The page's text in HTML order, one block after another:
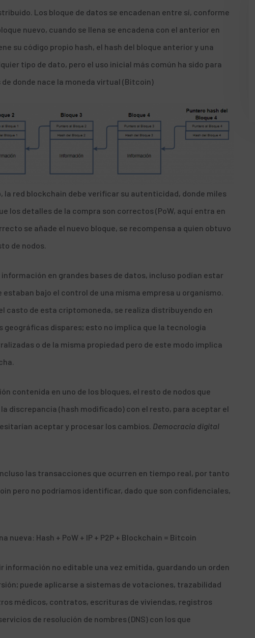
Los bloque de datos se encadenan entre sí, conforme
nuevo, cuando se llena se encadena con el anterior en
su código propio hash, el hash del bloque anterior y una
tipo de dato, pero el uso inicial más común ha sido para
donde nace la moneda virtual (Bitcoin)
red blockchain debe verificar su autenticidad, donde miles
los detalles de la compra son correctos (PoW, aquí entra en
se añade el nuevo bloque, se recompensa a quien obtuvo
de nodos.
en grandes bases de datos, incluso podían estar
bajo el control de una misma empresa u organismo.
casto de esta criptomoneda, se realiza distribuyendo en
geográficas dispares; esto no implica que la tecnología
o de la misma propiedad pero de este modo implica
contenida en uno de los bloques, el resto de nodos que
discrepancia (hash modificado) con el resto, para aceptar el
aceptar y procesar los cambios. Democracia digital
las transacciones que ocurren en tiempo real, por tanto
pero no podríamos identificar, dado que son confidenciales,
nueva: Hash + PoW + IP + P2P + Blockchain = Bitcoin
información no editable una vez emitida, guardando un orden
puede aplicarse a sistemas de votaciones, trazabilidad
médicos, contratos, escrituras de viviendas, registros
de resolución de nombres (DNS) con los que